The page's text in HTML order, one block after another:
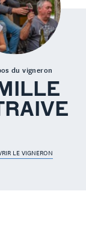
du vigneron
LE VIGNERON